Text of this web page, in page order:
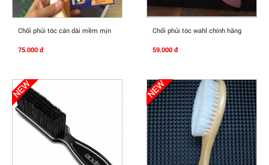
Mua Ngay
Chổi phủi tóc cán dài mềm mịn
75.000 đ
Mua Ngay
Chổi phủi tóc wahl chính hãng
59.000 đ